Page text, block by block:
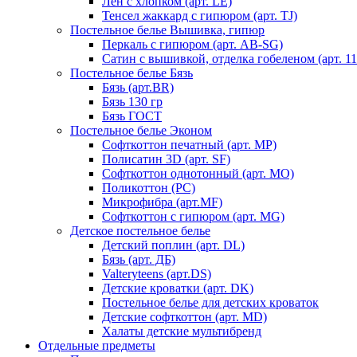
Тенсел жаккард с гипюром (арт. TJ)
Постельное белье Вышивка, гипюр
Перкаль с гипюром (арт. AB-SG)
Сатин с вышивкой, отделка гобеленом (арт.
Постельное белье Бязь
Бязь (арт.BR)
Бязь 130 гр
Бязь ГОСТ
Постельное белье Эконом
Софткоттон печатный (арт. MР)
Полисатин 3D (арт. SF)
Софткоттон однотонный (арт. MO)
Поликоттон (PC)
Микрофибра (арт.MF)
Софткоттон с гипюром (арт. MG)
Детское постельное белье
Детский поплин (арт. DL)
Бязь (арт. ДБ)
Valteryteens (арт.DS)
Детские кроватки (арт. DK)
Постельное белье для детских кроваток
Детские софткоттон (арт. MD)
Халаты детские мультибренд
Отдельные предметы